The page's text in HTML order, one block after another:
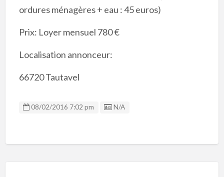
ordures ménagères + eau : 45 euros)
Prix: Loyer mensuel 780 €
Localisation annonceur:
66720 Tautavel
08/02/2016 7:02 pm Listing ID
N/A